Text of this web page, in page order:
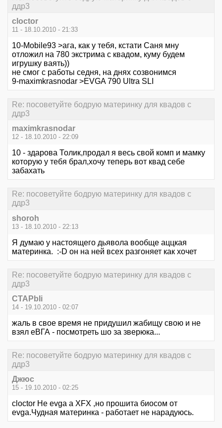
ддр3
cloctor
11 - 18.10.2010 - 21:33
10-Mobile93 >ага, как у тебя, кстати Саня мну
отложил на 780 экстрима с квадом, куму будем
игрушку ваять))
не смог с работы седня, на днях созвонимся
9-maximkrasnodar >EVGA 790 Ultra SLI
Re: посоветуйте бодрую материнку для квадов с
ддр3
maximkrasnodar
12 - 18.10.2010 - 22:09
10 - здарова Толик,продал я весь свой комп и мамку
которую у тебя брал,хочу теперь вот квад себе
забахать
Re: посоветуйте бодрую материнку для квадов с
ддр3
shoroh
13 - 18.10.2010 - 22:13
Я думаю у настоящего дьявола вообще аццкая
материнка. :-D он на ней всех разгоняет как хочет
Re: посоветуйте бодрую материнку для квадов с
ддр3
CTAPbIi
14 - 19.10.2010 - 02:07
жаль в свое время не придушил жабищу свою и не
взял еВГА - посмотреть шо за зверюка...
Re: посоветуйте бодрую материнку для квадов с
ддр3
Джюс
15 - 19.10.2010 - 02:25
cloctor Не evga a XFX ,но прошита биосом от
evga.Чудная материнка - работает не нарадуюсь.